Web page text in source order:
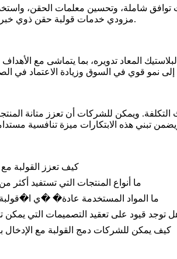
توافق شاملة، وتحسين معلمات الحقن،
مزودي خدمات قولبة حقن ذويتنفيذًا أكثر سلاسة وحلًا فعالًا للمشكلات.
المعاد تدويره، بما يتماشى مع الأهداف
ويمكن للشركات أن تعزز متانة
كيف تعزز القولبة مع
ما أنواع المنتجات التي تستفيد أكثر
ما المواد المستخدمة عادة� �ي
توجد قيود على تعقيد التصميمات التي يمكن
كيف يمكن للشركات دمج القولبة مع الإدخال